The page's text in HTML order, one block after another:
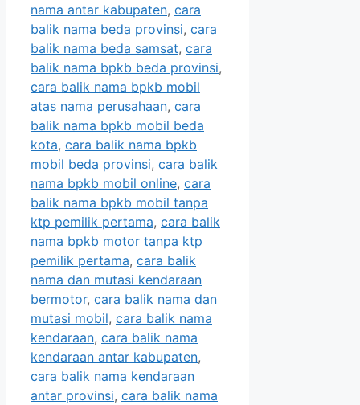
nama antar kabupaten, cara
balik nama beda provinsi, cara
balik nama beda samsat, cara
balik nama bpkb beda provinsi,
cara balik nama bpkb mobil
atas nama perusahaan, cara
balik nama bpkb mobil beda
kota, cara balik nama bpkb
mobil beda provinsi, cara balik
nama bpkb mobil online, cara
balik nama bpkb mobil tanpa
ktp pemilik pertama, cara balik
nama bpkb motor tanpa ktp
pemilik pertama, cara balik
nama dan mutasi kendaraan
bermotor, cara balik nama dan
mutasi mobil, cara balik nama
kendaraan, cara balik nama
kendaraan antar kabupaten,
cara balik nama kendaraan
antar provinsi, cara balik nama